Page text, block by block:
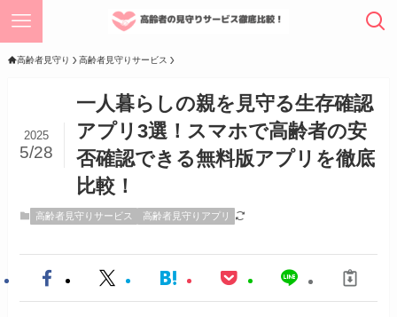
高齢者見守り 高齢者見守りサービス
一人暮らしの親を見守る生存確認
アプリ3選！スマホで高齢者の安
否確認できる無料版アプリを徹底
比較！
2025
5/28
高齢者見守りサービス 高齢者見守りアプリ